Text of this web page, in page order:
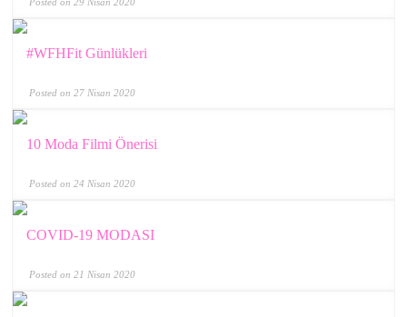
#WFHFit Günlükleri
Posted on 27 Nisan 2020
10 Moda Filmi Önerisi
Posted on 24 Nisan 2020
COVID-19 MODASI
Posted on 21 Nisan 2020